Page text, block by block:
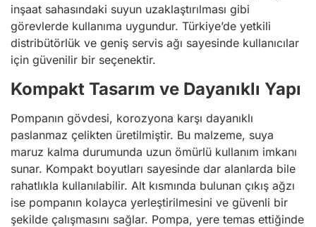
inşaat sahasındaki suyun uzaklaştırılması gibi
görevlerde kullanıma uygundur. Türkiye’de yetkili
distribütörlük ve geniş servis ağı sayesinde kullanıcılar
için güvenilir bir seçenektir.
Kompakt Tasarım ve Dayanıklı Yapı
Pompanın gövdesi, korozyona karşı dayanıklı
paslanmaz çelikten üretilmiştir. Bu malzeme, suya
maruz kalma durumunda uzun ömürlü kullanım imkanı
sunar. Kompakt boyutları sayesinde dar alanlarda bile
rahatlıkla kullanılabilir. Alt kısmında bulunan çıkış ağzı
ise pompanın kolayca yerleştirilmesini ve güvenli bir
şekilde çalışmasını sağlar. Pompa, yere temas ettiğinde